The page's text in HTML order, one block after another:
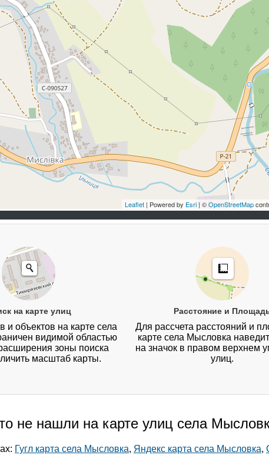
Leaflet | Powered by Esri | ©OpenStreetMap
на карте улиц
и объектов на карте села
видимой областью
зоны поиска
масштаб карты.
Расстояние и
Для рассчета расстояний и
карте села Мысловка
на значок в правом верхнем
улиц.
не нашли на карте улиц села
Гугл карта села Мысловка, Яндекс карта села Мысловка,